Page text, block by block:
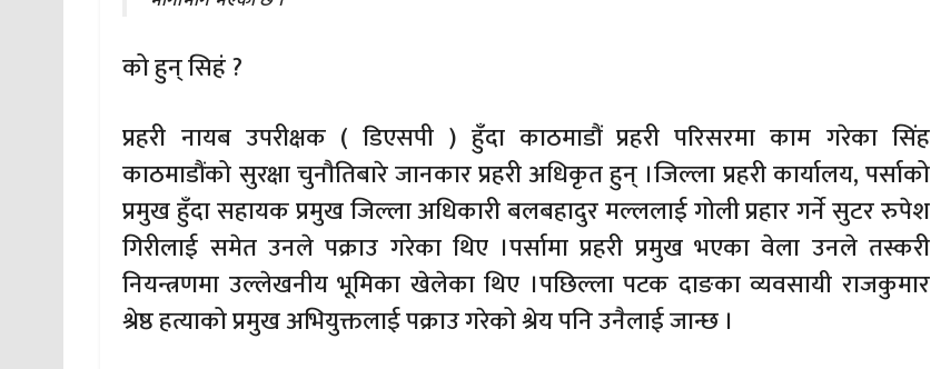
को हुन् सिहं ?
प्रहरी नायब उपरीक्षक ( डिएसपी ) हुँदा काठमाडौं प्रहरी परिसरमा काम गरेका सिंह
काठमाडौंको सुरक्षा चुनौतिबारे जानकार प्रहरी अधिकृत हुन् ।जिल्ला प्रहरी कार्यालय, पर्साको
प्रमुख हुँदा सहायक प्रमुख जिल्ला अधिकारी बलबहादुर मल्ललाई गोली प्रहार गर्ने सुटर रुपेश
गिरीलाई समेत उनले पक्राउ गरेका थिए ।पर्सामा प्रहरी प्रमुख भएका वेला उनले तस्करी
नियन्त्रणमा उल्लेखनीय भूमिका खेलेका थिए ।पछिल्ला पटक दाङका व्यवसायी राजकुमार
श्रेष्ठ हत्याको प्रमुख अभियुक्तलाई पक्राउ गरेको श्रेय पनि उनैलाई जान्छ ।